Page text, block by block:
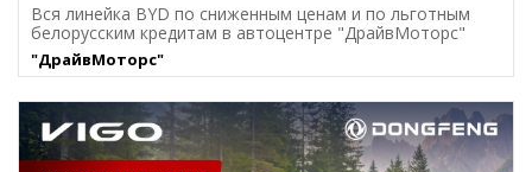
Вся линейка BYD по сниженным ценам и по льготным
белорусским кредитам в автоцентре "ДрайвМоторс"
"ДрайвМоторс"